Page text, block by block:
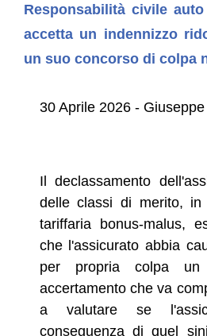
Responsabilità civile
accetta un indennizzo
un suo concorso di colpa
30 Aprile 2026 -
Il declassamento
delle classi di merito,
tariffaria bonus-malus­,
che l'assicurato abbia
per propria colpa un
accertamento che va
a valutare se
conseguenza di quel